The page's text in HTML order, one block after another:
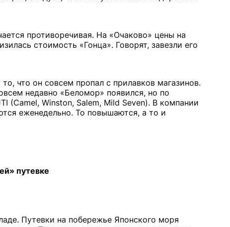
противоречивая. На «Очаково» цены на
стоимость «Гонца». Говорят, завезли его
что он совсем пропал с прилавков магазинов.
недавно «Беломор» появился, но по
(Camel, Winston, Salem, Mild Seven). В компании
еженедельно. То повышаются, а то и
путевке
Путевки на побережье Японского моря